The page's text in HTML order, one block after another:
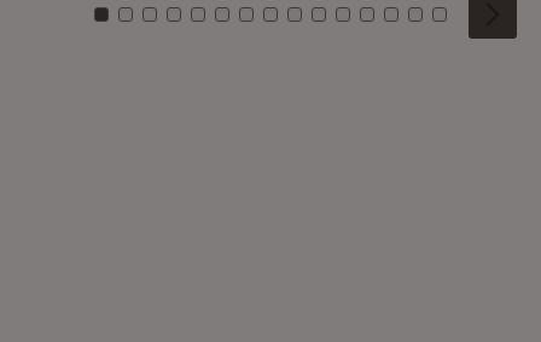
Zu Kachel: 0
Zu Kachel: 1
Zu Kachel: 2
Zu Kachel: 3
Zu Kachel: 4
Zu Kachel: 5
Zu Kachel: 6
Zu Kachel: 7
Zu Kachel: 8
Zu Kachel: 9
Zu Kachel: 10
Zu Kachel: 11
Zu Kachel: 12
Zu Kachel:
Zu